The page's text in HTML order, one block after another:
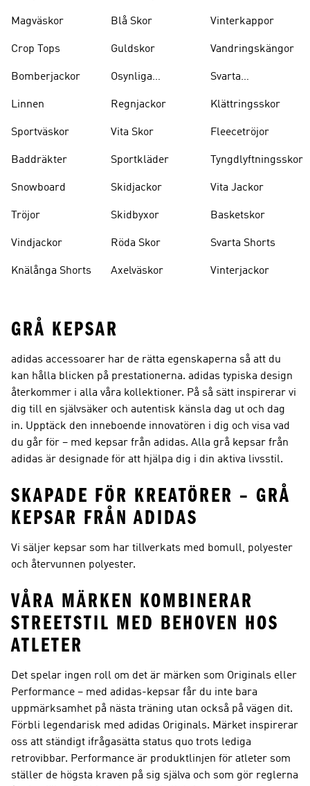
Magväskor
Crop Tops
Bomberjackor
Linnen
Sportväskor
Baddräkter
Snowboard
Tröjor
Vindjackor
Knälånga Shorts
Blå Skor
Guldskor
Osynliga
Regnjackor
Vita Skor
Sportkläder
Skidjackor
Skidbyxor
Röda Skor
Axelväskor
Vinterkappor
Vandringskängor
Svarta
Klättringsskor
Fleecetröjor
Tyngdlyftningsskor
Vita Jackor
Basketskor
Svarta Shorts
Vinterjackor
GRÅ KEPSAR
adidas accessoarer har de rätta egenskaperna så att du
kan hålla blicken på prestationerna. adidas typiska design
återkommer i alla våra kollektioner. På så sätt inspirerar vi
dig till en självsäker och autentisk känsla dag ut och dag
in. Upptäck den inneboende innovatören i dig och visa vad
du går för – med kepsar från adidas. Alla grå kepsar från
adidas är designade för att hjälpa dig i din aktiva livsstil.
SKAPADE FÖR KREATÖRER – GRÅ
KEPSAR FRÅN ADIDAS
Vi säljer kepsar som har tillverkats med bomull, polyester
och återvunnen polyester.
VÅRA MÄRKEN KOMBINERAR
STREETSTIL MED BEHOVEN HOS
ATLETER
Det spelar ingen roll om det är märken som Originals eller
Performance – med adidas-kepsar får du inte bara
uppmärksamhet på nästa träning utan också på vägen dit.
Förbli legendarisk med adidas Originals. Märket inspirerar
oss att ständigt ifrågasätta status quo trots lediga
retrovibbar. Performance är produktlinjen för atleter som
ställer de högsta kraven på sig själva och som gör reglerna